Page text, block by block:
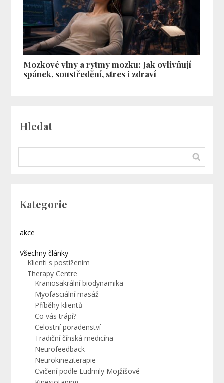
Mozkové vlny a rytmy mozku: Jak ovlivňují
spánek, soustředění, stres i zdraví
Hledat
Kategorie
akce
Všechny články
Klienti s postižením
Therapy Centre
Kraniosakrální biodynamika
Myofasciální masáž
Příběhy klientů
Co vás trápí?
Celostní poradenství
Tradiční čínská medicína
Neurofeedback
Neurokineziterapie
Cvičení podle Ludmily Mojžíšové